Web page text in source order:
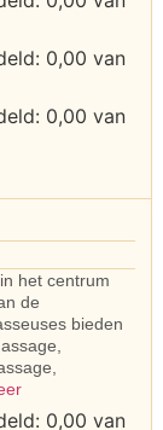
het centrum
de
bieden